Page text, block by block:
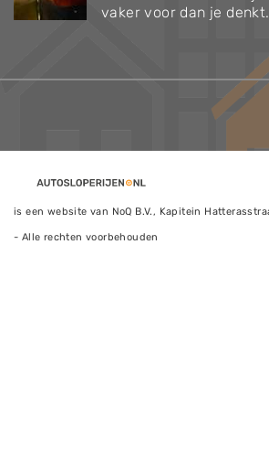
vaker voor dan je
is een website van NoQ B.V., Kapitein
- Alle rechten voorbehouden